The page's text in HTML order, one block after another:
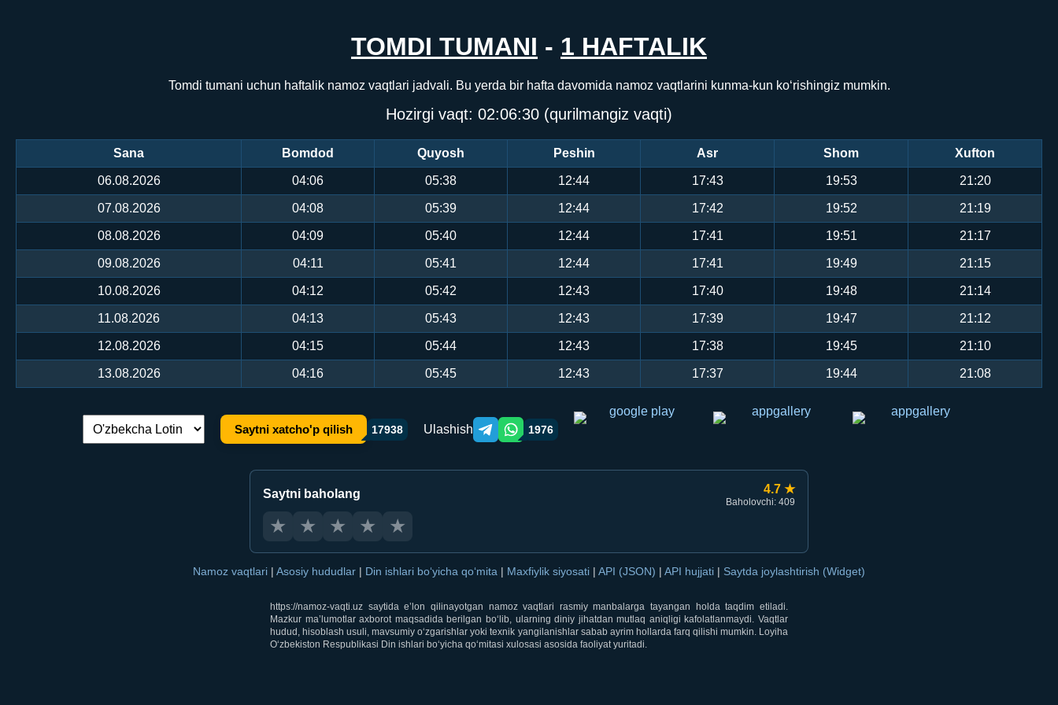
TOMDI TUMANI - 1 HAFTALIK
Tomdi tumani uchun haftalik namoz vaqtlari jadvali. Bu yerda bir hafta davomida namoz vaqtlarini kunma-kun ko‘rishingiz mumkin.
Hozirgi vaqt: 02:06:30 (qurilmangiz vaqti)
Sana Bomdod Quyosh Peshin Asr Shom Xufton
06.08.2026 04:06 05:38 12:44 17:43 19:53 21:20
07.08.2026 04:08 05:39 12:44 17:42 19:52 21:19
08.08.2026 04:09 05:40 12:44 17:41 19:51 21:17
09.08.2026 04:11 05:41 12:44 17:41 19:49 21:15
10.08.2026 04:12 05:42 12:43 17:40 19:48 21:14
11.08.2026 04:13 05:43 12:43 17:39 19:47 21:12
12.08.2026 04:15 05:44 12:43 17:38 19:45 21:10
13.08.2026 04:16 05:45 12:43 17:37 19:44 21:08
Tilni almashtirish: Saytni xatcho'p qilish 17938 Ulashish Telegram orqali ulashish
WhatsApp orqali ulashish
1976
Saytni baholang 4.7 ★
Baholovchi: 409
★ ★ ★ ★ ★
Namoz vaqtlari | Asosiy hududlar | Din ishlari bo‘yicha qo‘mita | Maxfiylik siyosati | API (JSON) | API hujjati | Saytda joylashtirish (Widget)
https://namoz-vaqti.uz saytida e’lon qilinayotgan namoz vaqtlari rasmiy manbalarga tayangan holda taqdim etiladi.
Mazkur ma’lumotlar axborot maqsadida berilgan bo‘lib, ularning diniy jihatdan mutlaq aniqligi kafolatlanmaydi. Vaqtlar
hudud, hisoblash usuli, mavsumiy o‘zgarishlar yoki texnik yangilanishlar sabab ayrim hollarda farq qilishi mumkin. Loyiha
O‘zbekiston Respublikasi Din ishlari bo‘yicha qo‘mitasi xulosasi asosida faoliyat yuritadi.